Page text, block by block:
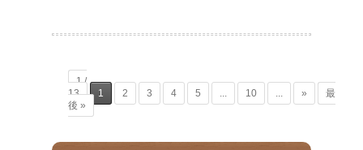
1 /
13
1 2 3 4 5 ... 10 ... »
最
後 »